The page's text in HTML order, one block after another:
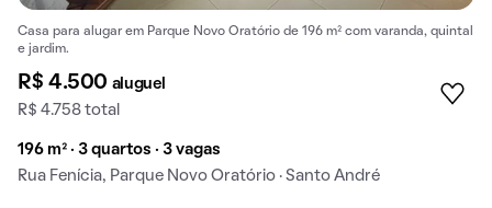
Casa para alugar em Parque Novo Oratório de 196 m² com varanda, quintal
e jardim.
R$ 4.500 aluguel
R$ 4.758 total
196 m² · 3 quartos · 3 vagas
Rua Fenícia, Parque Novo Oratório · Santo André